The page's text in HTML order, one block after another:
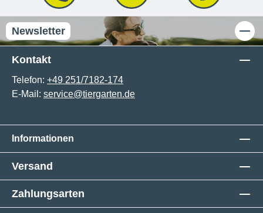
Newsletter
Kontakt
Telefon: +49 251/7182-174
E-Mail: service@tiergarten.de
Informationen
Versand
Zahlungsarten